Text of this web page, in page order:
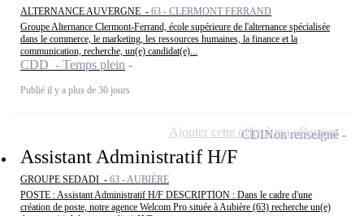
ALTERNANCE AUVERGNE - 63 - CLERMONT FERRAND
Groupe Alternance Clermont-Ferrand, école supérieure de l'alternance spécialisée
dans le commerce, le marketing, les ressources humaines, la finance et la
communication, recherche, un(e) candidat(e)...
CDD - Temps plein
Publié il y a plus de 30 jours
Assistant Administratif H/F
GROUPE SEDADI - 63 - AUBIÈRE
POSTE : Assistant Administratif H/F DESCRIPTION : Dans le cadre d'une
création de poste, notre agence Welcom Pro située à Aubière (63) recherche un(e)
CDINon renseigné
Ajouter cette offre à ma sélection